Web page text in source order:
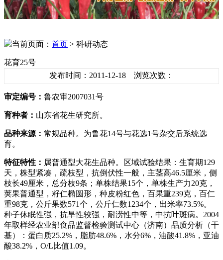
当前页面： 首页 > 科研动态
花育25号
发布时间：2011-12-18 浏览次数：
审定编号： 鲁农审2007031号
育种者： 山东省花生研究所。
品种来源： 常规品种。为鲁花14号与花选1号杂交后系统选
育。
特征特性： 属普通型大花生品种。区域试验结果：生育期129
天，株型紧凑，疏枝型，抗倒伏性一般，主茎高46.5厘米，侧
枝长49厘米，总分枝9条；单株结果15个，单株生产力20克，
荚果普通型，籽仁椭圆形，种皮粉红色，百果重239克，百仁
重98克，公斤果数571个，公斤仁数1234个，出米率73.5%。
种子休眠性强，抗旱性较强，耐涝性中等，中抗叶斑病。2004
年取样经农业部食品监督检验测试中心（济南）品质分析（干
基）：蛋白质25.2%，脂肪48.6%，水分6%，油酸41.8%，亚油
酸38.2%，O/L比值1.09。